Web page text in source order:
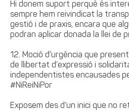
Hi donem suport perquè és
sempre hem reivindicat la
gestió i de praxis, encara que
podran aplicar donada la llei de
12. Moció d’urgència que
de llibertat d’expressió i
independentistes encausades
#NiReiNiPor
Exposem des d’un inici que no